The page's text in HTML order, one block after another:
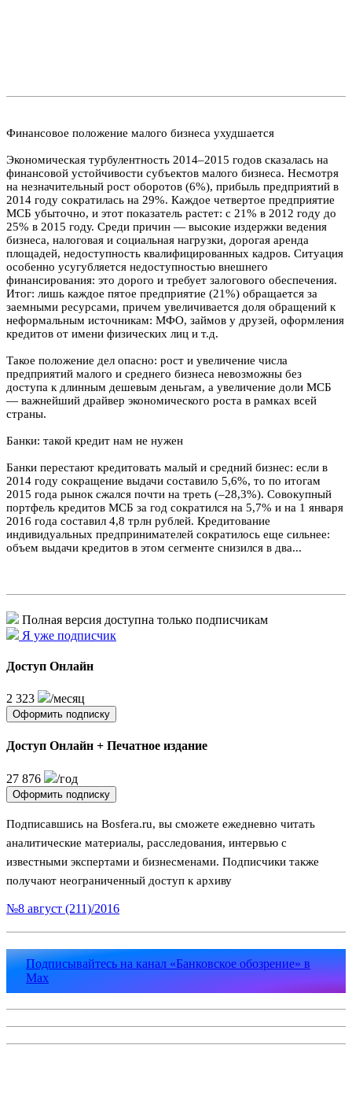
Финансовое положение малого бизнеса ухудшается
Экономическая турбулентность 2014–2015 годов сказалась на
финансовой устойчивости субъектов малого бизнеса. Несмотря
на незначительный рост оборотов (6%), прибыль предприятий в
2014 году сократилась на 29%. Каждое четвертое предприятие
МСБ убыточно, и этот показатель растет: с 21% в 2012 году до
25% в 2015 году. Среди причин — высокие издержки ведения
бизнеса, налоговая и социальная нагрузки, дорогая аренда
площадей, недоступность квалифицированных кадров. Ситуация
особенно усугубляется недоступностью внешнего
финансирования: это дорого и требует залогового обеспечения.
Итог: лишь каждое пятое предприятие (21%) обращается за
заемными ресурсами, причем увеличивается доля обращений к
неформальным источникам: МФО, займов у друзей, оформления
кредитов от имени физических лиц и т.д.
Такое положение дел опасно: рост и увеличение числа
предприятий малого и среднего бизнеса невозможны без
доступа к длинным дешевым деньгам, а увеличение доли МСБ
— важнейший драйвер экономического роста в рамках всей
страны.
Банки: такой кредит нам не нужен
Банки перестают кредитовать малый и средний бизнес: если в
2014 году сокращение выдачи составило 5,6%, то по итогам
2015 года рынок сжался почти на треть (–28,3%). Совокупный
портфель кредитов МСБ за год сократился на 5,7% и на 1 января
2016 года составил 4,8 трлн рублей. Кредитование
индивидуальных предпринимателей сократилось еще сильнее:
объем выдачи кредитов в этом сегменте снизился в два...
Полная версия доступна только подписчикам
Я уже подписчик
Доступ Онлайн
2 323 /месяц
Оформить подписку
Доступ Онлайн + Печатное издание
27 876 /год
Оформить подписку
Подписавшись на Bosfera.ru, вы сможете ежедневно читать
аналитические материалы, расследования, интервью с
известными экспертами и бизнесменами. Подписчики также
получают неограниченный доступ к архиву
№8 август (211)/2016
Подписывайтесь на канал «Банковское обозрение» в
Max